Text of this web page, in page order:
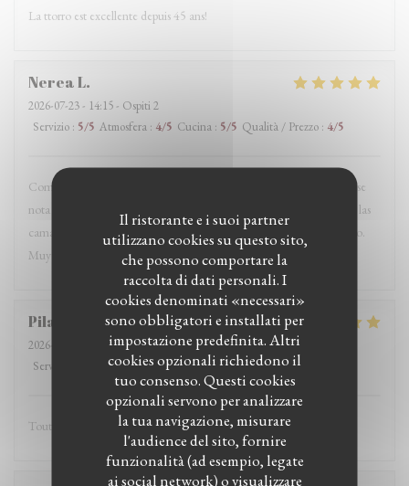
Il ristorante e i suoi partner
utilizzano cookies su questo sito,
che possono comportare la
raccolta di dati personali. I
cookies denominati «necessari»
sono obbligatori e installati per
impostazione predefinita. Altri
cookies opzionali richiedono il
tuo consenso. Questi cookies
opzionali servono per analizzare
la tua navigazione, misurare
l'audience del sito, fornire
funzionalità (ad esempio, legate
ai social network) o visualizzare
La ttorro est excellente depuis 45 ans!
NereaL
2026-07-23 - 14:15 - Ospiti 2
Servizio : 5/5 Atmosfera : 4/5 Cucina : 5/5 Qualità / Prezzo : 4/5
Comimos un menú con navajas y merluza y todo estaba buenísimo, se
nota que el producto es fresco. Pero lo que más destacaría es el trato: las
camareras espectaculares, muy atentas y simpáticas en todo momento.
Muy recomendable!
Pilar
2026-07-20
- 14:15 - Ospiti 4
Servizio
Atmosfera: 4/5 Cucina: 4/5 Qualità / Prezzo
Tout perfect Tres aimables